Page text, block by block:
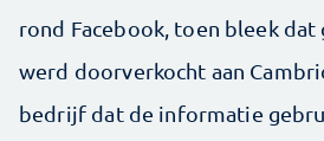
rond Facebook, toen bleek dat
werd doorverkocht aan
bedrijf dat de informatie